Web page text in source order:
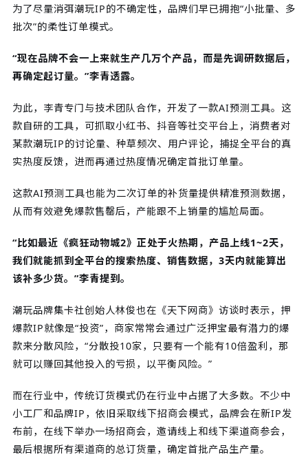
为了尽量消弭潮玩IP的不确定性，品牌们早已拥抱“小批量、多
批次”的柔性订单模式。
“现在品牌不会一上来就生产几万个产品，而是先调研数据后，
再确定起订量。”李青透露。
为此，李青专门与技术团队合作，开发了一款AI预测工具。这
款自研的工具，可抓取小红书、抖音等社交平台上，消费者对
某款潮玩IP的讨论量、种草频次、用户评论，捕捉全平台的真
实热度反馈，进而再通过热度情况确定首批订单量。
这款AI预测工具也能为二次订单的补货量提供精准预测数据，
从而有效避免爆款售罄后，产能跟不上销量的尴尬局面。
“比如最近《疯狂动物城2》正处于火热期，产品上线1~2天，
我们就能抓到全平台的搜索热度、销售数据，3天内就能算出
该补多少货。”李青提到。
潮玩品牌集卡社创始人林俊也在《天下网商》访谈时表示，押
爆款IP就像是“投资”，商家常常会通过广泛押宝最有潜力的爆
款来分散风险，“分散投10家，只要有一个能有10倍盈利，那
就可以赚回其他投入的亏损，以平衡风险。”
而在行业中，传统订货模式仍在行业中占据了大多数。不少中
小工厂和品牌IP，依旧采取线下招商会模式，品牌会在新IP发
布前，在线下举办一场招商会，邀请线上和线下渠道商参会，
最后根据所有渠道商的总订货量，确定首批产品生产量。